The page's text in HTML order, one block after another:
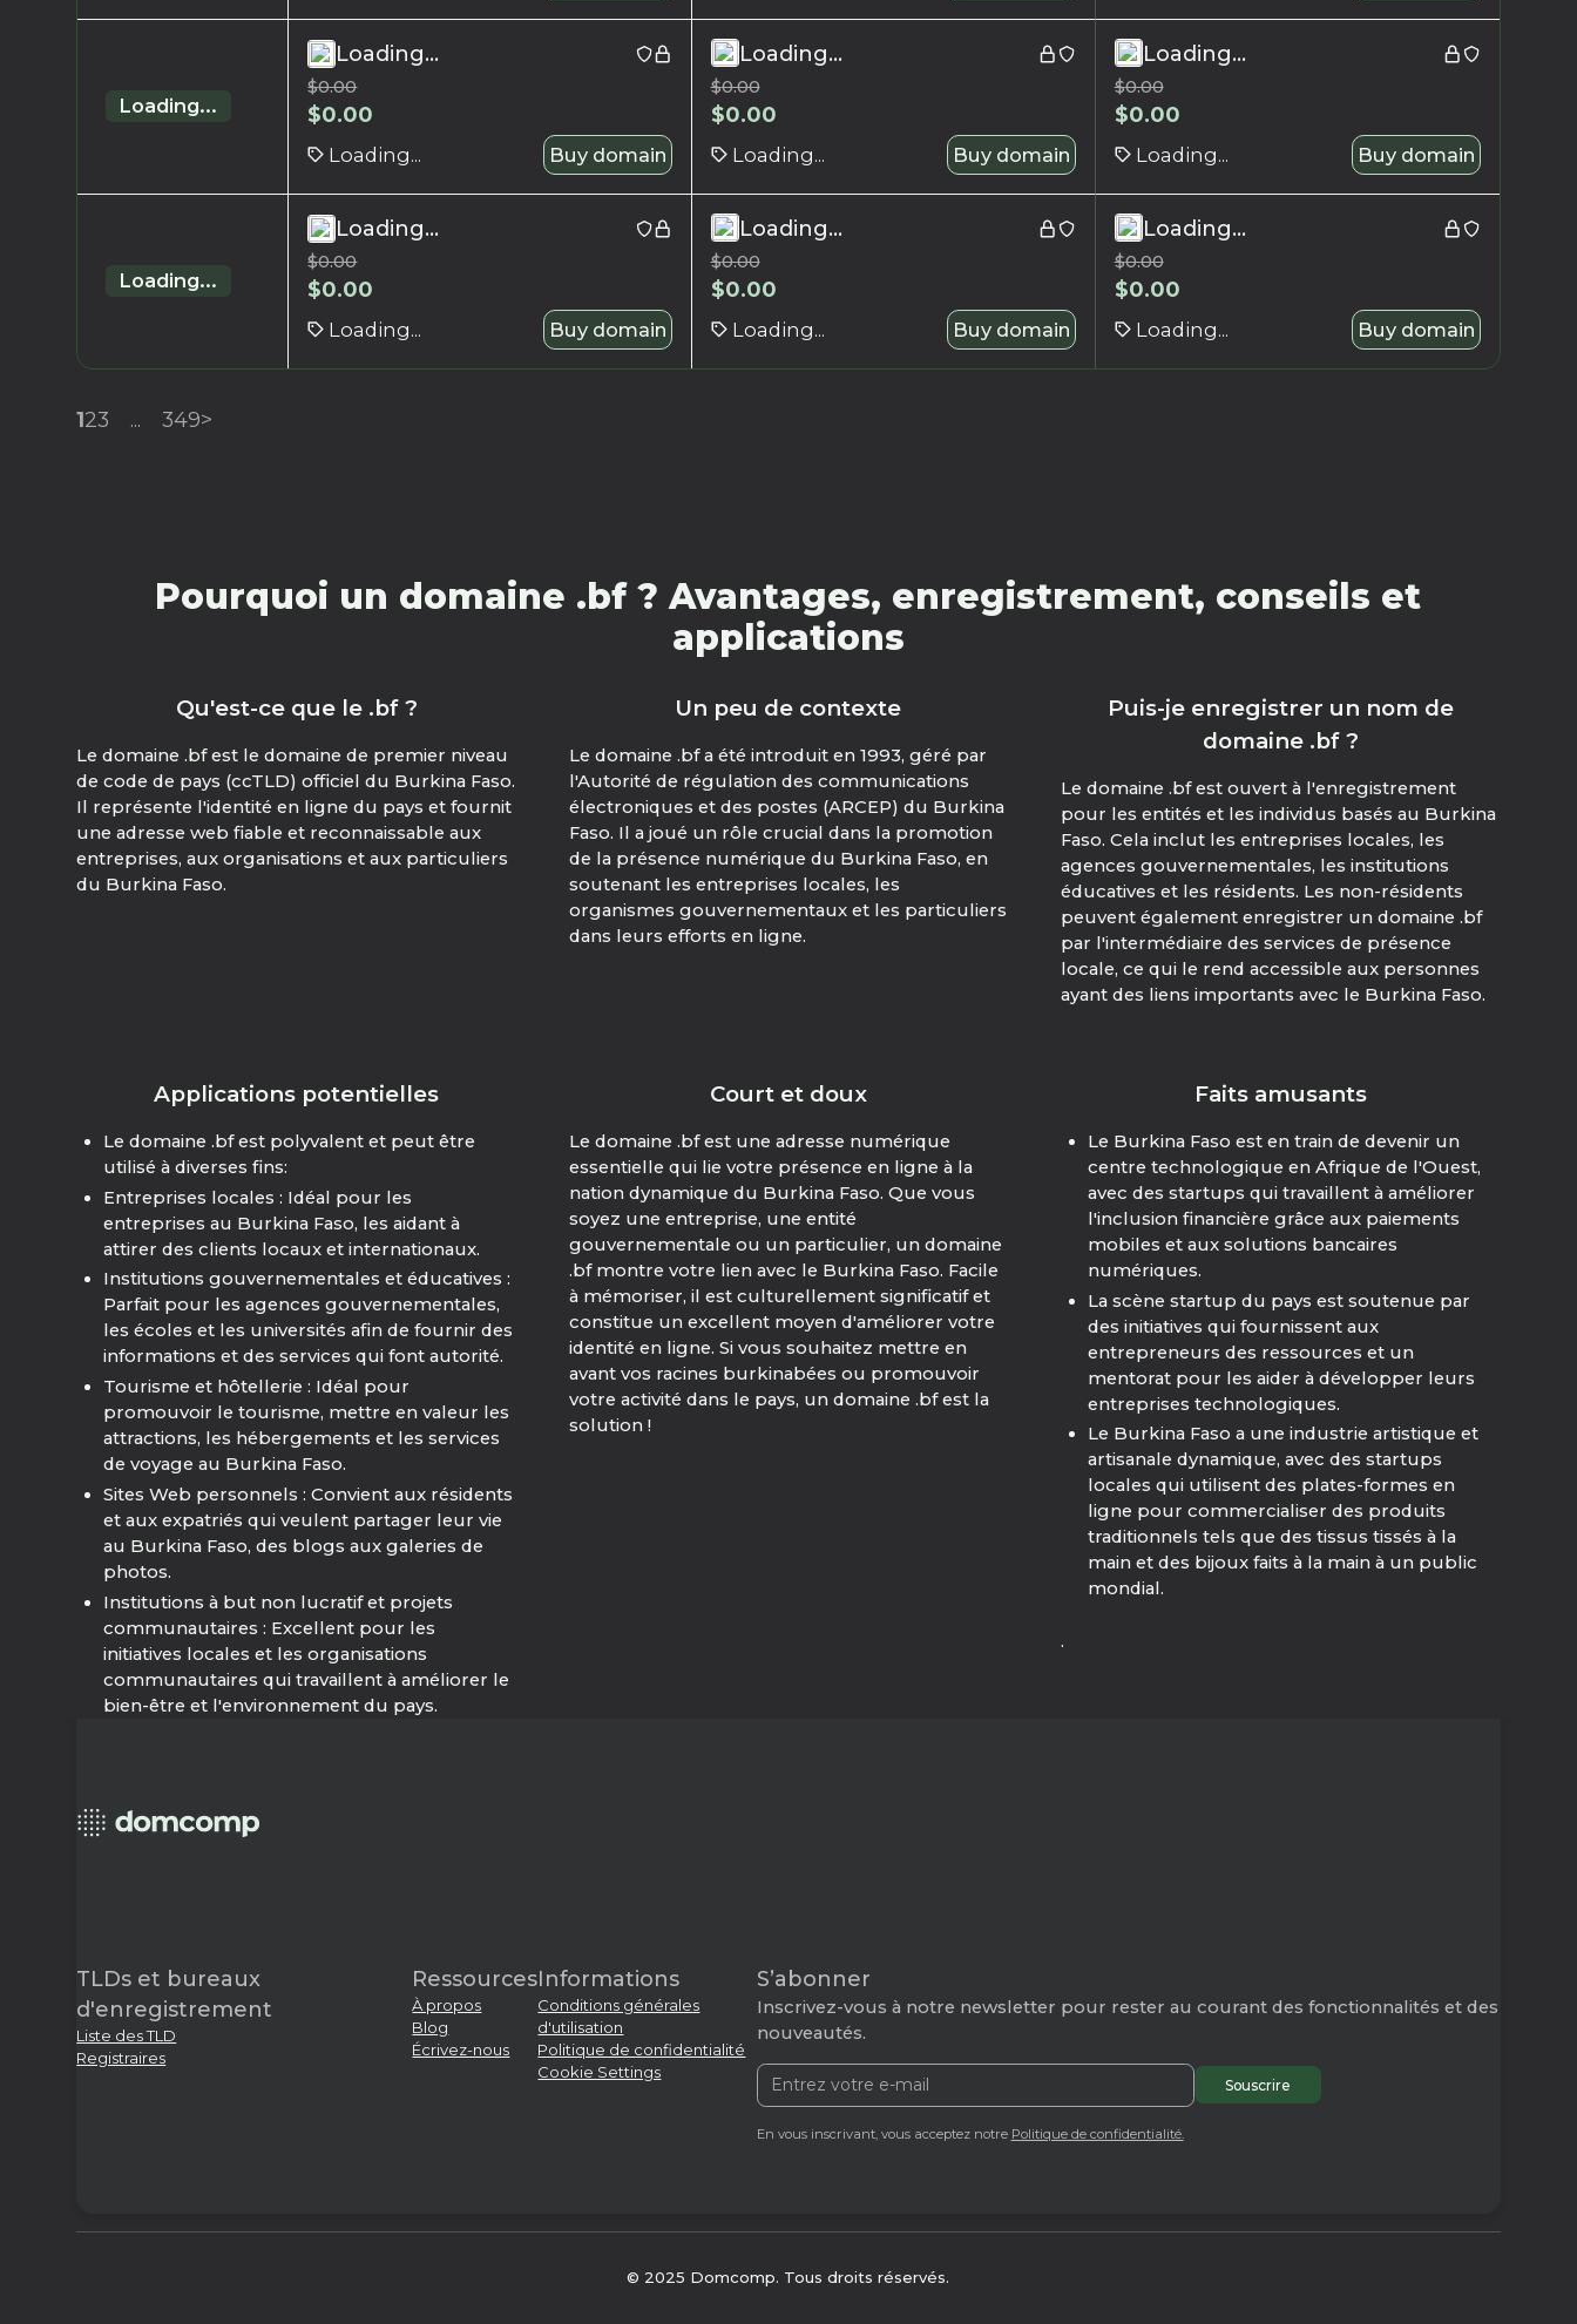
Loading...
Loading...
$0.00
$0.00
Loading... Buy domain
Loading...
$0.00
$0.00
Loading... Buy domain
Loading...
$0.00
$0.00
Loading... Buy domain
Loading...
Loading...
$0.00
$0.00
Loading... Buy domain
Loading...
$0.00
$0.00
Loading... Buy domain
Loading...
$0.00
$0.00
Loading... Buy domain
123 ... 349>
Pourquoi un domaine .bf ? Avantages, enregistrement, conseils et
applications
Qu'est-ce que le .bf ?
Le domaine .bf est le domaine de premier niveau
de code de pays (ccTLD) officiel du Burkina Faso.
Il représente l'identité en ligne du pays et fournit
une adresse web fiable et reconnaissable aux
entreprises, aux organisations et aux particuliers
du Burkina Faso.
Un peu de contexte
Le domaine .bf a été introduit en 1993, géré par
l'Autorité de régulation des communications
électroniques et des postes (ARCEP) du Burkina
Faso. Il a joué un rôle crucial dans la promotion
de la présence numérique du Burkina Faso, en
soutenant les entreprises locales, les
organismes gouvernementaux et les particuliers
dans leurs efforts en ligne.
Puis-je enregistrer un nom de
domaine .bf ?
Le domaine .bf est ouvert à l'enregistrement
pour les entités et les individus basés au Burkina
Faso. Cela inclut les entreprises locales, les
agences gouvernementales, les institutions
éducatives et les résidents. Les non-résidents
peuvent également enregistrer un domaine .bf
par l'intermédiaire des services de présence
locale, ce qui le rend accessible aux personnes
ayant des liens importants avec le Burkina Faso.
Applications potentielles
Le domaine .bf est polyvalent et peut être
utilisé à diverses fins:
Entreprises locales : Idéal pour les
entreprises au Burkina Faso, les aidant à
attirer des clients locaux et internationaux.
Institutions gouvernementales et éducatives :
Parfait pour les agences gouvernementales,
les écoles et les universités afin de fournir des
informations et des services qui font autorité.
Tourisme et hôtellerie : Idéal pour
promouvoir le tourisme, mettre en valeur les
attractions, les hébergements et les services
de voyage au Burkina Faso.
Sites Web personnels : Convient aux résidents
et aux expatriés qui veulent partager leur vie
au Burkina Faso, des blogs aux galeries de
photos.
Institutions à but non lucratif et projets
communautaires : Excellent pour les
initiatives locales et les organisations
communautaires qui travaillent à améliorer le
bien-être et l'environnement du pays.
Court et doux
Le domaine .bf est une adresse numérique
essentielle qui lie votre présence en ligne à la
nation dynamique du Burkina Faso. Que vous
soyez une entreprise, une entité
gouvernementale ou un particulier, un domaine
.bf montre votre lien avec le Burkina Faso. Facile
à mémoriser, il est culturellement significatif et
constitue un excellent moyen d'améliorer votre
identité en ligne. Si vous souhaitez mettre en
avant vos racines burkinabées ou promouvoir
votre activité dans le pays, un domaine .bf est la
solution !
Faits amusants
Le Burkina Faso est en train de devenir un
centre technologique en Afrique de l'Ouest,
avec des startups qui travaillent à améliorer
l'inclusion financière grâce aux paiements
mobiles et aux solutions bancaires
numériques.
La scène startup du pays est soutenue par
des initiatives qui fournissent aux
entrepreneurs des ressources et un
mentorat pour les aider à développer leurs
entreprises technologiques.
Le Burkina Faso a une industrie artistique et
artisanale dynamique, avec des startups
locales qui utilisent des plates-formes en
ligne pour commercialiser des produits
traditionnels tels que des tissus tissés à la
main et des bijoux faits à la main à un public
mondial.
.
TLDs et bureaux
d'enregistrement
Liste des TLD
Registraires
Ressources
À propos
Blog
Écrivez-nous
Informations
Conditions générales
d'utilisation
Politique de confidentialité
Cookie Settings
S’abonner
Inscrivez-vous à notre newsletter pour rester au courant des fonctionnalités et des
nouveautés.
En vous inscrivant, vous acceptez notre Politique de confidentialité.
© 2025 Domcomp. Tous droits réservés.